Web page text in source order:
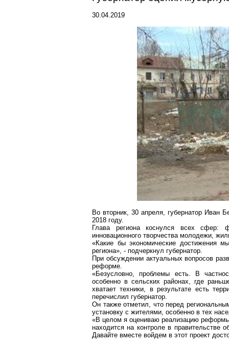
30.04.2019
Во вторник, 30 апреля, губернатор Иван
2018 году.
Глава региона коснулся всех сфер:
инновационного творчества молодежи,
«Какие бы экономические достижения
региона», - подчеркнул губернатор.
При обсуждении актуальных вопросов
реформе.
«Безусловно, проблемы есть. В
особенно в сельских районах, где
хватает техники, в результате есть
перечислил губернатор.
Он также отметил, что перед
установку с жителями, особенно в тех
«В целом я оцениваю реализацию
находится на контроле в правительстве
Давайте вместе войдем в этот проект